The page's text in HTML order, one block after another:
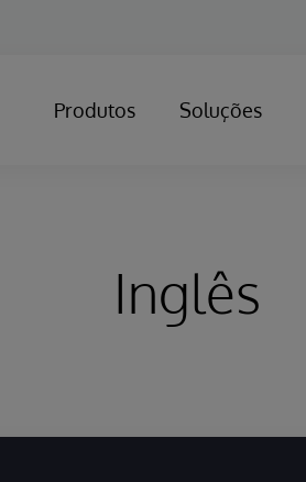
Produtos Soluções
Inglês